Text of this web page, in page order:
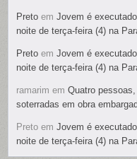
Preto emJovem é
noite de terça-feira (4) na
Preto emJovem é
noite de terça-feira (4) na
ramarim emQuatro
soterradas em obra
Preto emJovem é
noite de terça-feira (4) na